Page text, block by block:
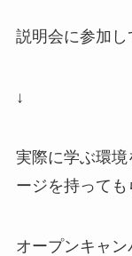
説明会に参加し
↓
実際に学ぶ環
ージを持っても
オープンキャ